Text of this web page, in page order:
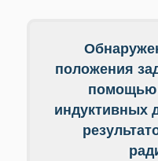
положения
помощью
индуктивных